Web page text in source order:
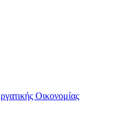
Οικονομίας